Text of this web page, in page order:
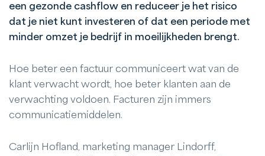
een gezonde cashflow en reduceer je het risico
dat je niet kunt investeren of dat een periode met
minder omzet je bedrijf in moeilijkheden brengt.
Hoe beter een factuur communiceert wat van de
klant verwacht wordt, hoe beter klanten aan de
verwachting voldoen. Facturen zijn immers
communicatiemiddelen.
Carlijn Hofland, marketing manager Lindorff,